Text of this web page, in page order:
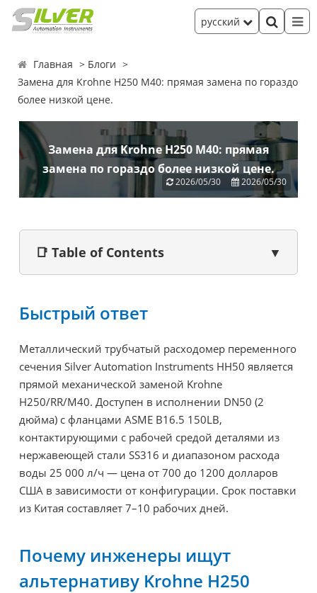
русский
Главная
Блоги
Замена для Krohne H250 M40: прямая замена по гораздо
более низкой цене.
Замена для Krohne H250 M40: прямая
замена по гораздо более низкой цене.
2026/05/30 2026/05/30
📑 Table of Contents ▼
Быстрый ответ
Металлический трубчатый расходомер переменного
сечения Silver Automation Instruments HH50 является
прямой механической заменой Krohne
H250/RR/M40. Доступен в исполнении DN50 (2
дюйма) с фланцами ASME B16.5 150LB,
контактирующими с рабочей средой деталями из
нержавеющей стали SS316 и диапазоном расхода
воды 25 000 л/ч — цена от 700 до 1200 долларов
США в зависимости от конфигурации. Срок поставки
из Китая составляет 7–10 рабочих дней.
Почему инженеры ищут
альтернативу Krohne H250